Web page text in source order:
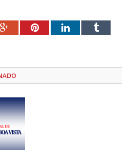
Google+PinterestLinkedInTumblr